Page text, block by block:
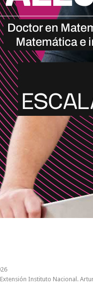
Instituto Nacional.